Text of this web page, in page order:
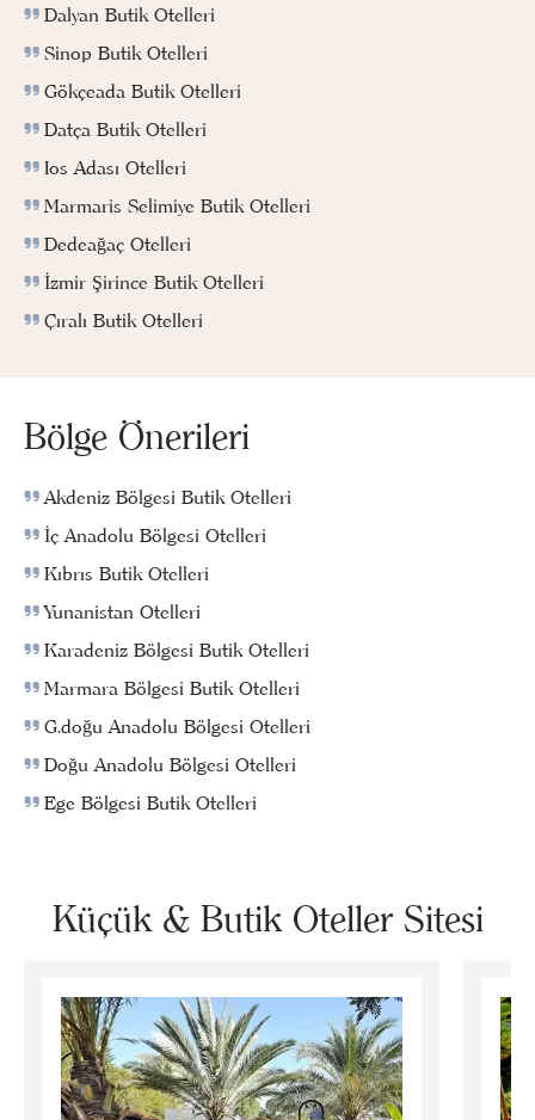
Dalyan Butik Otelleri
Sinop Butik Otelleri
Gökçeada Butik Otelleri
Datça Butik Otelleri
Ios Adası Otelleri
Marmaris Selimiye Butik Otelleri
Dedeağaç Otelleri
İzmir Şirince Butik Otelleri
Çıralı Butik Otelleri
Bölge Önerileri
Akdeniz Bölgesi Butik Otelleri
İç Anadolu Bölgesi Otelleri
Kıbrıs Butik Otelleri
Yunanistan Otelleri
Karadeniz Bölgesi Butik Otelleri
Marmara Bölgesi Butik Otelleri
G.doğu Anadolu Bölgesi Otelleri
Doğu Anadolu Bölgesi Otelleri
Ege Bölgesi Butik Otelleri
Küçük & Butik Oteller Sitesi